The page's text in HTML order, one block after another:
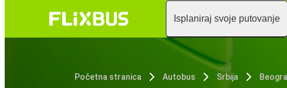
Isplaniraj svoje putovanje
Početna stranica Autobus Srbija